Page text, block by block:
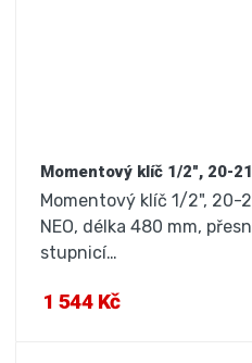
Momentový klíč 1/2", 20-
Momentový klíč 1/2", 20-
NEO, délka 480 mm,
stupnicí…
1 544 Kč